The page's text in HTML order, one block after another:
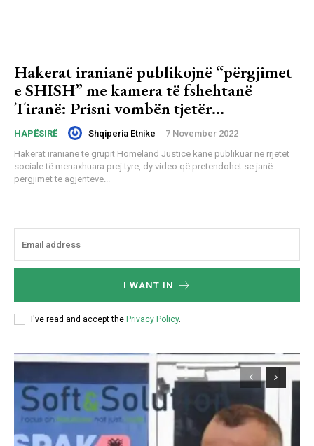
Hakerat iranianë publikojnë “përgjimet
e SHISH” me kamera të fshehtanë
Tiranë: Prisni vombën tjetër…
HAPËSIRË Shqiperia Etnike - 7 November 2022
Hakerat iranianë të grupit Homeland Justice kanë publikuar në rrjetet
sociale të menaxhuara prej tyre, dy video që pretendohet se janë
përgjimet të agjentëve...
I WANT IN
I've read and accept the Privacy Policy.